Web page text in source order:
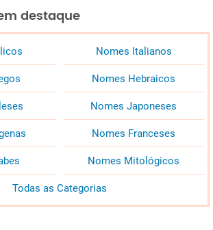
destaque
Nomes Italianos
Nomes Hebraicos
Nomes Japoneses
Nomes Franceses
Nomes Mitológicos
Todas as Categorias